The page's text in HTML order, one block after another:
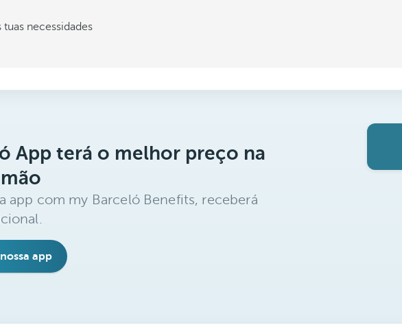
necessidades
App terá o melhor preço na
app com my Barceló Benefits, receberá
app